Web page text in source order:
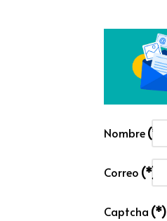
Nombre (*)
Correo (*)
Captcha (*)